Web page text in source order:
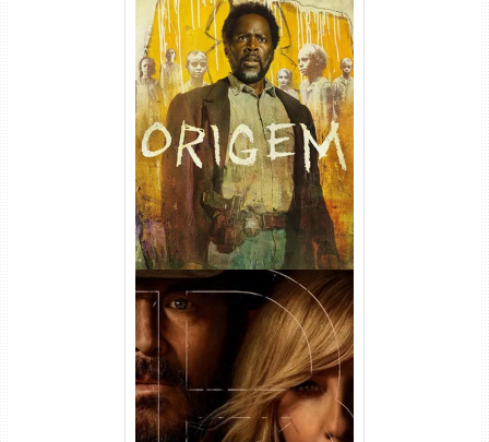
Origem 4ª Temporada Torrent
(2026) WEB-DL 1080p/4K
Dual Áudio
Rancho Dutton 1ª
Temporada Torrent (2026)